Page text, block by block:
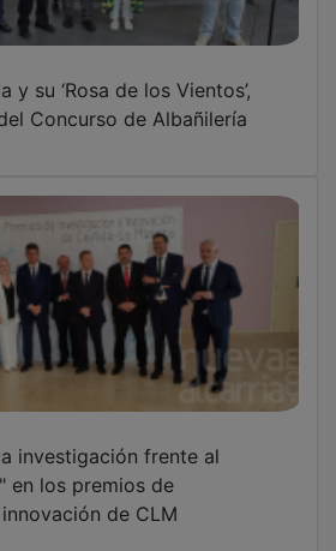
y su ‘Rosa de los Vientos’,
Concurso de Albañilería
investigación frente al
en los premios de
de CLM